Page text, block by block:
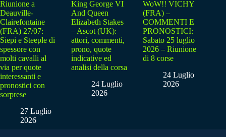
Riunione a
Deauville-
Clairefontaine
(FRA) 27/07:
Siepi e Steeple di
spessore con
molti cavalli al
via per quote
interessanti e
pronostici con
sorprese
27 Luglio
2026
King George VI
And Queen
Elizabeth Stakes
– Ascot (UK):
attori, commenti,
prono, quote
indicative ed
analisi della corsa
24 Luglio
2026
WoW!! VICHY
(FRA) –
COMMENTI E
PRONOSTICI:
Sabato 25 luglio
2026 – Riunione
di 8 corse
24 Luglio
2026